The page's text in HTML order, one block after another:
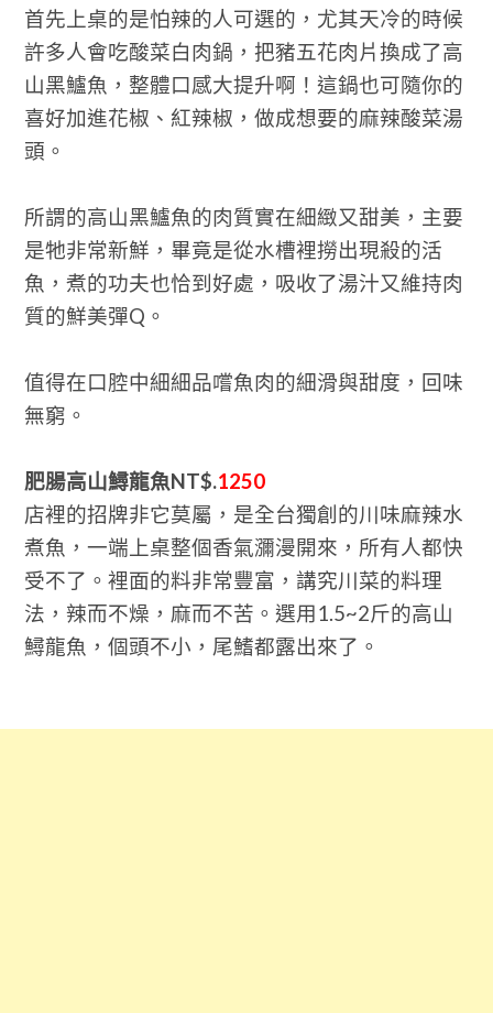
首先上桌的是怕辣的人可選的，尤其天冷的時候
許多人會吃酸菜白肉鍋，把豬五花肉片換成了高
山黑鱸魚，整體口感大提升啊！這鍋也可隨你的
喜好加進花椒、紅辣椒，做成想要的麻辣酸菜湯
頭。
所謂的高山黑鱸魚的肉質實在細緻又甜美，主要
是牠非常新鮮，畢竟是從水槽裡撈出現殺的活
魚，煮的功夫也恰到好處，吸收了湯汁又維持肉
質的鮮美彈Q。
值得在口腔中細細品嚐魚肉的細滑與甜度，回味
無窮。
肥腸高山鱘龍魚NT$.1250
店裡的招牌非它莫屬，是全台獨創的川味麻辣水
煮魚，一端上桌整個香氣瀰漫開來，所有人都快
受不了。裡面的料非常豐富，講究川菜的料理
法，辣而不燥，麻而不苦。 選用1.5~2斤的高山
鱘龍魚，個頭不小，尾鰭都露出來了。